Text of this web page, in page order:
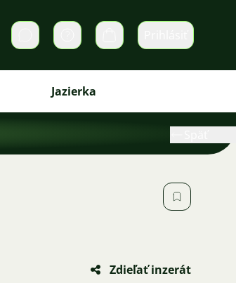
Súkromné správy Košík
Jazierka
Zdieľať inzerát